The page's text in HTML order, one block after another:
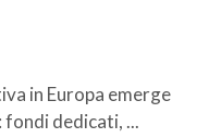
in Europa emerge
fondi dedicati, ...